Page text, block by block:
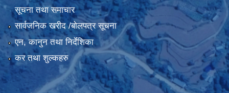
सूचना तथा समाचार
सार्वजनिक खरीद /बोलपत्र सूचना
एन, कानुन तथा निर्देशिका
कर तथा शुल्कहरु